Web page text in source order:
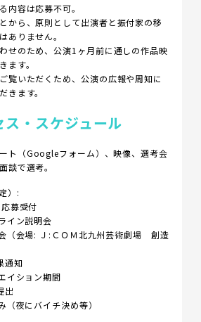
内容は応募不可。
から、原則として出演者と振付家の移
ありません。
せのため、公演1ヶ月前に通しの作品映
ます。
覧いただくため、公演の広報や周知に
きます。
・スケジュール
ト（Googleフォーム）、映像、選考会
談で選考。
定）:
募受付
イン説明会
（会場: Ｊ:ＣＯＭ北九州芸術劇場 創造
通知
イション期間
出
夜にバイチ決め等）